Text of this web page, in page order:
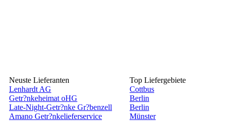
Neuste Lieferanten
Lenhardt AG
Getr?nkeheimat oHG
Late-Night-Getr?nke Gr?benzell
Amano Getr?nkelieferservice
Top Liefergebiete
Cottbus
Berlin
Berlin
Münster